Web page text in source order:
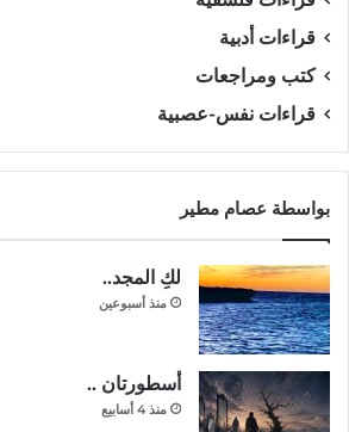
قراءات أدبية
كتب ومراجعات
قراءات نفس-عصبية
بواسطة عصام مطير
لكِ المجد..
منذ أسبوعين
أسطورتان ..
منذ 4 أسابيع